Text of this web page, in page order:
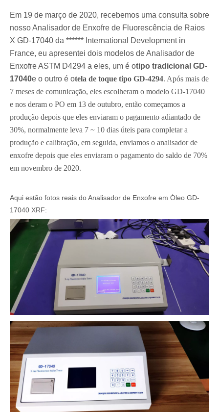
Em 19 de março de 2020, recebemos uma consulta sobre
nosso Analisador de Enxofre de Fluorescência de Raios
X GD-17040 da ****** International Development in
France, eu apresentei dois modelos de Analisador de
Enxofre ASTM D4294 a eles, um é otipo tradicional GD-
17040e o outro é otela de toque tipo GD-4294. Após mais de
7 meses de comunicação, eles escolheram o modelo GD-17040
e nos deram o PO em 13 de outubro, então começamos a
produção depois que eles enviaram o pagamento adiantado de
30%, normalmente leva 7 ~ 10 dias úteis para completar a
produção e calibração, em seguida, enviamos o analisador de
enxofre depois que eles enviaram o pagamento do saldo de 70%
em novembro de 2020.
Aqui estão fotos reais do Analisador de Enxofre em Óleo GD-
17040 XRF: